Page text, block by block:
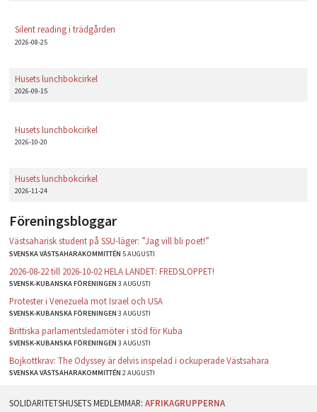
Silent reading i trädgården
2026-08-25
Husets lunchbokcirkel
2026-09-15
Husets lunchbokcirkel
2026-10-20
Husets lunchbokcirkel
2026-11-24
Föreningsbloggar
Västsaharisk student på SSU-läger: ”Jag vill bli poet!”
SVENSKA VÄSTSAHARAKOMMITTÉN5 AUGUSTI
2026-08-22 till 2026-10-02 HELA LANDET: FREDSLOPPET!
SVENSK-KUBANSKA FÖRENINGEN3 AUGUSTI
Protester i Venezuela mot Israel och USA
SVENSK-KUBANSKA FÖRENINGEN3 AUGUSTI
Brittiska parlamentsledamöter i stöd för Kuba
SVENSK-KUBANSKA FÖRENINGEN3 AUGUSTI
Bojkottkrav: The Odyssey är delvis inspelad i ockuperade Västsahara
SVENSKA VÄSTSAHARAKOMMITTÉN2 AUGUSTI
AFRIKAGRUPPERNA